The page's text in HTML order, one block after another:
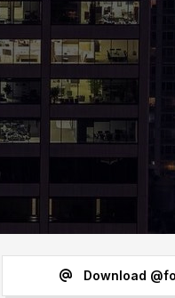
Download